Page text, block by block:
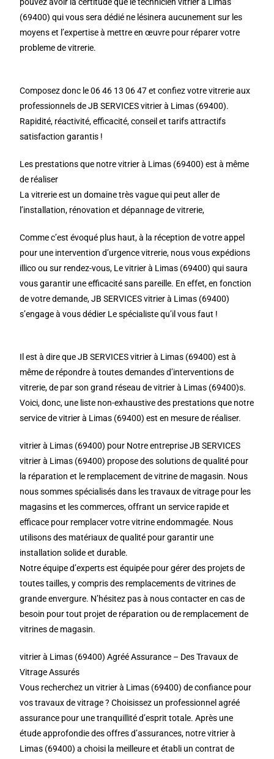
(69400) qui vous sera dédié ne lésinera aucunement sur les
moyens et l’expertise à mettre en œuvre pour réparer votre
probleme de vitrerie.
Composez donc le 06 46 13 06 47 et confiez votre vitrerie aux
professionnels de JB SERVICES vitrier à Limas (69400).
Rapidité, réactivité, efficacité, conseil et tarifs attractifs
satisfaction garantis !
Les prestations que notre vitrier à Limas (69400) est à même
de réaliser
La vitrerie est un domaine très vague qui peut aller de
l’installation, rénovation et dépannage de vitrerie,
Comme c’est évoqué plus haut, à la réception de votre appel
pour une intervention d’urgence vitrerie, nous vous expédions
illico ou sur rendez-vous, Le vitrier à Limas (69400) qui saura
vous garantir une efficacité sans pareille. En effet, en fonction
de votre demande, JB SERVICES vitrier à Limas (69400)
s’engage à vous dédier Le spécialiste qu’il vous faut !
Il est à dire que JB SERVICES vitrier à Limas (69400) est à
même de répondre à toutes demandes d’interventions de
vitrerie, de par son grand réseau de vitrier à Limas (69400)s.
Voici, donc, une liste non-exhaustive des prestations que notre
service de vitrier à Limas (69400) est en mesure de réaliser.
vitrier à Limas (69400) pour Notre entreprise JB SERVICES
vitrier à Limas (69400) propose des solutions de qualité pour
la réparation et le remplacement de vitrine de magasin. Nous
nous sommes spécialisés dans les travaux de vitrage pour les
magasins et les commerces, offrant un service rapide et
efficace pour remplacer votre vitrine endommagée. Nous
utilisons des matériaux de qualité pour garantir une
installation solide et durable.
Notre équipe d’experts est équipée pour gérer des projets de
toutes tailles, y compris des remplacements de vitrines de
grande envergure. N’hésitez pas à nous contacter en cas de
besoin pour tout projet de réparation ou de remplacement de
vitrines de magasin.
vitrier à Limas (69400) Agréé Assurance – Des Travaux de
Vitrage Assurés
Vous recherchez un vitrier à Limas (69400) de confiance pour
vos travaux de vitrage ? Choisissez un professionnel agréé
assurance pour une tranquillité d’esprit totale. Après une
étude approfondie des offres d’assurances, notre vitrier à
Limas (69400) a choisi la meilleure et établi un contrat de